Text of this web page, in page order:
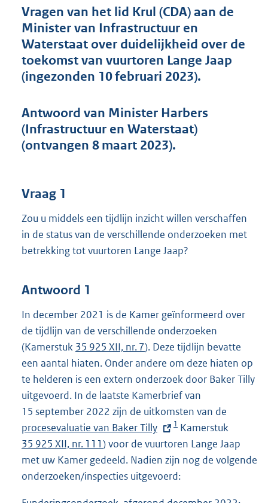
n
d
s
g
r
o
o
t
e
:
4
Vragen van het lid Krul (CDA) aan de
Minister van Infrastructuur en
Waterstaat over duidelijkheid over de
toekomst van vuurtoren Lange Jaap
(ingezonden 10 februari 2023).
Antwoord van Minister Harbers
(Infrastructuur en Waterstaat)
(ontvangen 8 maart 2023).
Vraag 1
Zou u middels een tijdlijn inzicht willen verschaffen
in de status van de verschillende onderzoeken met
betrekking tot vuurtoren Lange Jaap?
Antwoord 1
In december 2021 is de Kamer geïnformeerd over
de tijdlijn van de verschillende onderzoeken
(Kamerstuk 35 925 XII, nr. 7). Deze tijdlijn bevatte
een aantal hiaten. Onder andere om deze hiaten op
te helderen is een extern onderzoek door Baker Tilly
uitgevoerd. In de laatste Kamerbrief van
15 september 2022 zijn de uitkomsten van de
x
t
e
procesevaluatie van Baker Tilly 1 Kamerstuk
35 925 XII, nr. 111) voor de vuurtoren Lange Jaap
met uw Kamer gedeeld. Nadien zijn nog de volgende
onderzoeken/inspecties uitgevoerd: